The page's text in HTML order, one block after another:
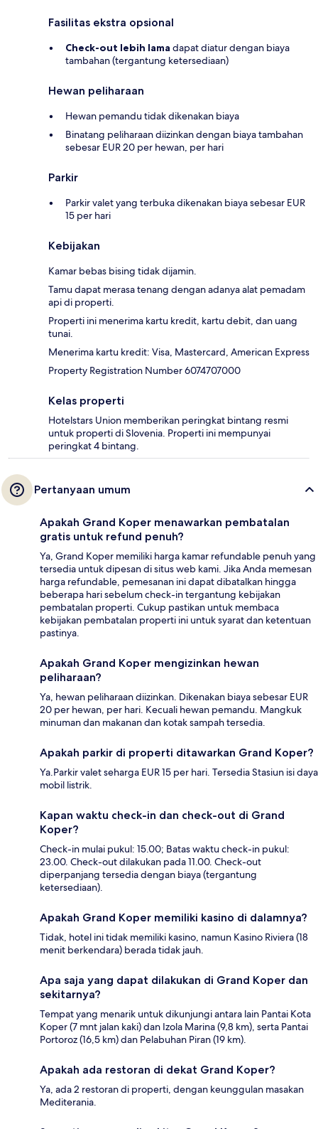
Fasilitas ekstra opsional
Check-out lebih lama dapat diatur dengan biaya
tambahan (tergantung ketersediaan)
Hewan peliharaan
Hewan pemandu tidak dikenakan biaya
Binatang peliharaan diizinkan dengan biaya tambahan
sebesar EUR 20 per hewan, per hari
Parkir
Parkir valet yang terbuka dikenakan biaya sebesar EUR
15 per hari
Kebijakan
Kamar bebas bising tidak dijamin.
Tamu dapat merasa tenang dengan adanya alat pemadam
api di properti.
Properti ini menerima kartu kredit, kartu debit, dan uang
tunai.
Menerima kartu kredit: Visa, Mastercard, American Express
Property Registration Number 6074707000
Kelas properti
Hotelstars Union memberikan peringkat bintang resmi
untuk properti di Slovenia. Properti ini mempunyai
peringkat 4 bintang.
Pertanyaan umum
Apakah Grand Koper menawarkan pembatalan
gratis untuk refund penuh?
Ya, Grand Koper memiliki harga kamar refundable penuh yang
tersedia untuk dipesan di situs web kami. Jika Anda memesan
harga refundable, pemesanan ini dapat dibatalkan hingga
beberapa hari sebelum check-in tergantung kebijakan
pembatalan properti. Cukup pastikan untuk membaca
kebijakan pembatalan properti ini untuk syarat dan ketentuan
pastinya.
Apakah Grand Koper mengizinkan hewan
peliharaan?
Ya, hewan peliharaan diizinkan. Dikenakan biaya sebesar EUR
20 per hewan, per hari. Kecuali hewan pemandu. Mangkuk
minuman dan makanan dan kotak sampah tersedia.
Apakah parkir di properti ditawarkan Grand Koper?
Ya.Parkir valet seharga EUR 15 per hari. Tersedia Stasiun isi daya
mobil listrik.
Kapan waktu check-in dan check-out di Grand
Koper?
Check-in mulai pukul: 15.00; Batas waktu check-in pukul:
23.00. Check-out dilakukan pada 11.00. Check-out
diperpanjang tersedia dengan biaya (tergantung
ketersediaan).
Apakah Grand Koper memiliki kasino di dalamnya?
Tidak, hotel ini tidak memiliki kasino, namun Kasino Riviera (18
menit berkendara) berada tidak jauh.
Apa saja yang dapat dilakukan di Grand Koper dan
sekitarnya?
Tempat yang menarik untuk dikunjungi antara lain Pantai Kota
Koper (7 mnt jalan kaki) dan Izola Marina (9,8 km), serta Pantai
Portoroz (16,5 km) dan Pelabuhan Piran (19 km).
Apakah ada restoran di dekat Grand Koper?
Ya, ada 2 restoran di properti, dengan keunggulan masakan
Mediterania.